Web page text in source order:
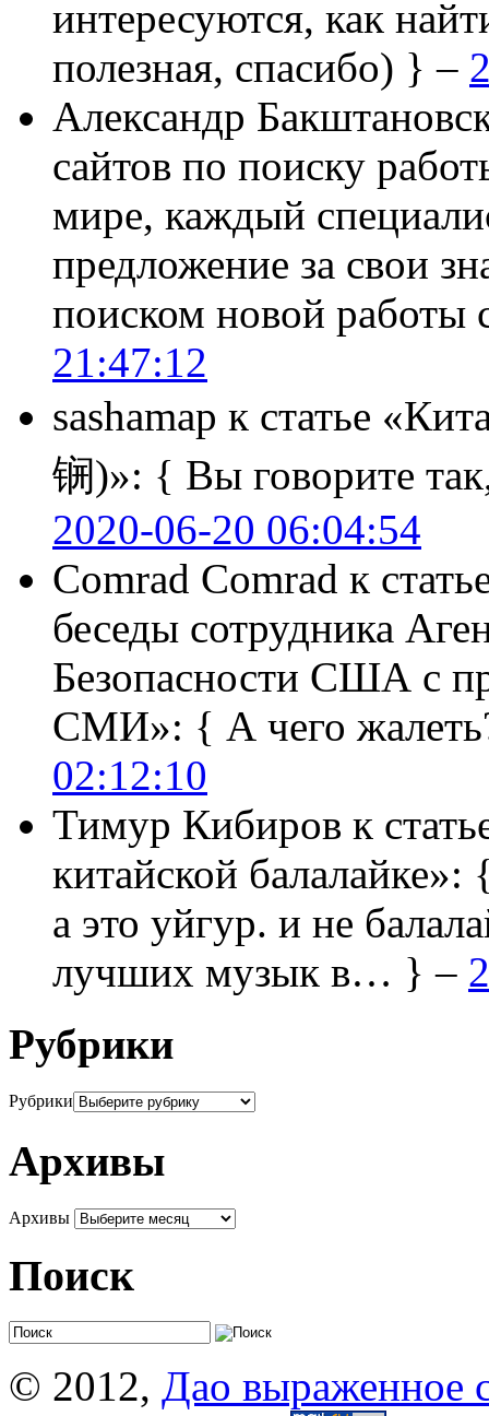
интересуются, как
полезная, спасибо) } –
Александр
сайтов по поиску
мире, каждый
предложение за свои
поиском новой
21:47:12
sashamap к статье
锎)»: { Вы говорите
2020-06-20 06:04:54
Comrad Comrad к
беседы сотрудника
Безопасности США с
СМИ»: { А чего
02:12:10
Тимур Кибиров к
китайской балалайке»:
а это уйгур. и не
лучших музык в… } –
Рубрики
Рубрики
Архивы
Архивы
Поиск
© 2012, Дао выраженное